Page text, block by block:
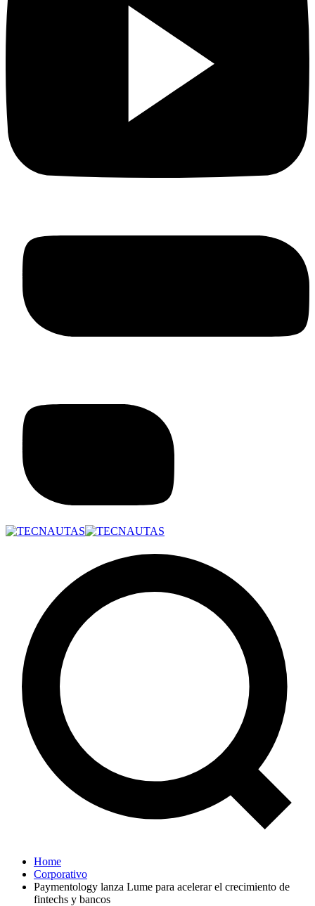
Home
Corporativo
Paymentology lanza Lume para acelerar el crecimiento de
fintechs y bancos